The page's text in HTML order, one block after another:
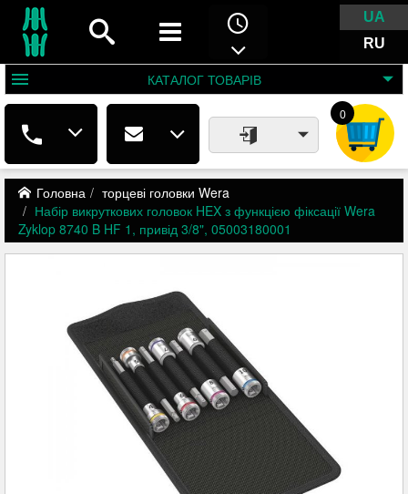
UA
RU
КАТАЛОГ ТОВАРІВ
0
Головна
торцеві головки Wera
Набір викруткових головок HEX з функцією фіксації Wera
Zyklop 8740 B HF 1, привід 3/8", 05003180001